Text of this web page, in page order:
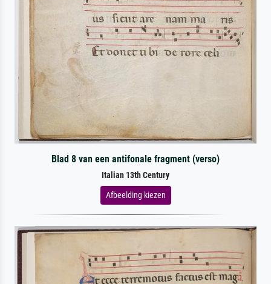
Blad 8 van een antifonale fragment (verso)
Italian 13th Century
Afbeelding kiezen